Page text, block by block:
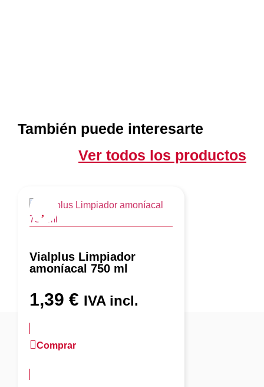
También puede interesarte
Ver todos los productos
Vialplus Limpiador
amoníacal 750 ml
1,39 € IVA incl.
Comprar